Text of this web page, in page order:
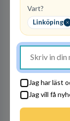
Vart?
Linköping
Jag har läst
Jag vill få
förväntar
internt.